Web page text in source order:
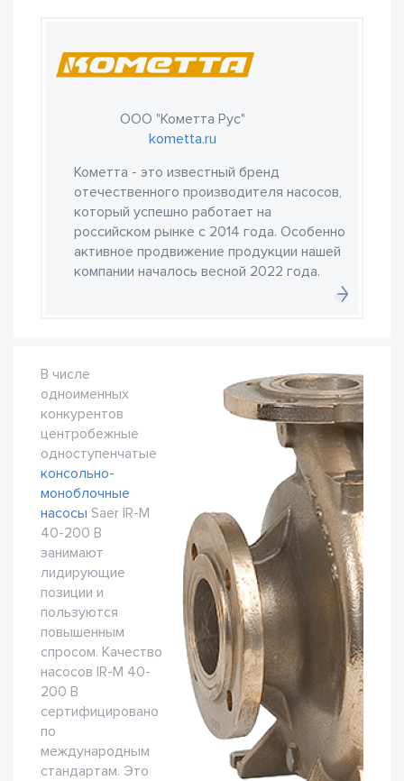
ООО "Кометта Рус"
kometta.ru
Кометта - это известный бренд
отечественного производителя насосов,
который успешно работает на
российском рынке с 2014 года. Особенно
активное продвижение продукции нашей
компании началось весной 2022 года.
В числе
одноименных
конкурентов
центробежные
одноступенчатые
консольно-
моноблочные
насосы Saer IR-M
40-200 B
занимают
лидирующие
позиции и
пользуются
повышенным
спросом. Качество
насосов IR-M 40-
200 B
сертифицировано
по
международным
стандартам. Это